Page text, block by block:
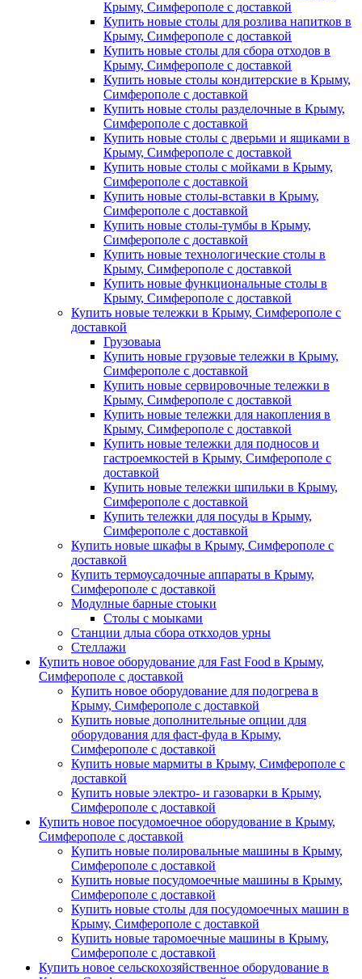
Крыму, Симферополе с доставкой
Купить новые столы для розлива напитков в
Крыму, Симферополе с доставкой
Купить новые столы для сбора отходов в
Крыму, Симферополе с доставкой
Купить новые столы кондитерские в Крыму,
Симферополе с доставкой
Купить новые столы разделочные в Крыму,
Симферополе с доставкой
Купить новые столы с дверьми и ящиками в
Крыму, Симферополе с доставкой
Купить новые столы с мойками в Крыму,
Симферополе с доставкой
Купить новые столы-вставки в Крыму,
Симферополе с доставкой
Купить новые столы-тумбы в Крыму,
Симферополе с доставкой
Купить новые технологические столы в
Крыму, Симферополе с доставкой
Купить новые функциональные столы в
Крыму, Симферополе с доставкой
Купить новые тележки в Крыму, Симферополе с
доставкой
Грузоваыа
Купить новые грузовые тележки в Крыму,
Симферополе с доставкой
Купить новые сервировочные тележки в
Крыму, Симферополе с доставкой
Купить новые тележки для накопления в
Крыму, Симферополе с доставкой
Купить новые тележки для подносов и
гастроемкостей в Крыму, Симферополе с
доставкой
Купить новые тележки шпильки в Крыму,
Симферополе с доставкой
Купить тележки для посуды в Крыму,
Симферополе с доставкой
Купить новые шкафы в Крыму, Симферополе с
доставкой
Купить термоусадочные аппараты в Крыму,
Симферополе с доставкой
Модулные барные стоыки
Столы с моыками
Станции длыа сбора откходов урны
Стеллажи
Купить новое оборудование для Fast Food в Крыму,
Симферополе с доставкой
Купить новое оборудование для подогрева в
Крыму, Симферополе с доставкой
Купить новые дополнительные опции для
оборудования для фаст-фуда в Крыму,
Симферополе с доставкой
Купить новые мармиты в Крыму, Симферополе с
доставкой
Купить новые электро- и газоварки в Крыму,
Симферополе с доставкой
Купить новое посудомоечное оборудование в Крыму,
Симферополе с доставкой
Купить новые полировальные машины в Крыму,
Симферополе с доставкой
Купить новые посудомоечные машины в Крыму,
Симферополе с доставкой
Купить новые столы для посудомоечных машин в
Крыму, Симферополе с доставкой
Купить новые таромоечные машины в Крыму,
Симферополе с доставкой
Купить новое сельскохозяйственное оборудование в